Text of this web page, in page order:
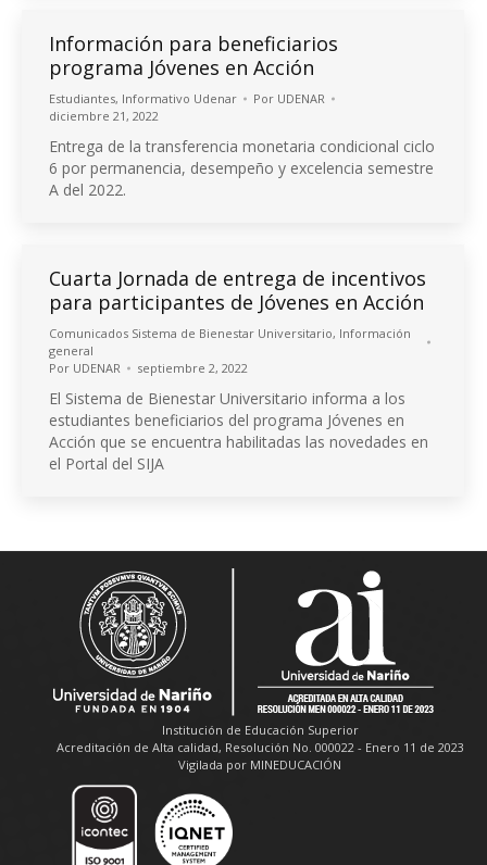
Información para beneficiarios
programa Jóvenes en Acción
Estudiantes, Informativo Udenar Por UDENAR
diciembre 21, 2022
Entrega de la transferencia monetaria condicional ciclo
6 por permanencia, desempeño y excelencia semestre
A del 2022.
Cuarta Jornada de entrega de incentivos
para participantes de Jóvenes en Acción
Comunicados Sistema de Bienestar Universitario, Información
general
Por UDENAR septiembre 2, 2022
El Sistema de Bienestar Universitario informa a los
estudiantes beneficiarios del programa Jóvenes en
Acción que se encuentra habilitadas las novedades en
el Portal del SIJA
Institución de Educación Superior
Acreditación de Alta calidad, Resolución No. 000022 - Enero 11 de 2023
Vigilada por MINEDUCACIÓN